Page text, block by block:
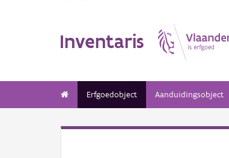
Inventaris
Erfgoedobject Aanduidingsobject